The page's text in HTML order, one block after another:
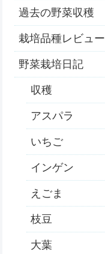
過去の野菜収穫
栽培品種レビュー
野菜栽培日記
収穫
アスパラ
いちご
インゲン
えごま
枝豆
大葉